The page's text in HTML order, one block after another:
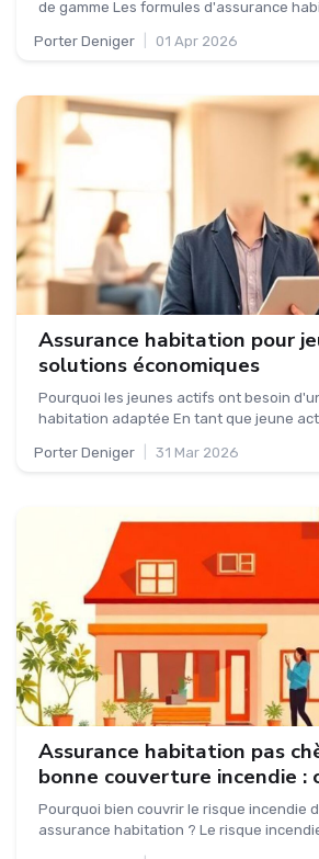
de gamme Les formules d'assurance
Porter Deniger 01 Apr 2026
Assurance habitation pour
solutions économiques
Pourquoi les jeunes actifs ont besoin
habitation adaptée En tant que jeune
Porter Deniger 31 Mar 2026
Assurance habitation pas
bonne couverture incendie :
Pourquoi bien couvrir le risque incendie
assurance habitation ? Le risque